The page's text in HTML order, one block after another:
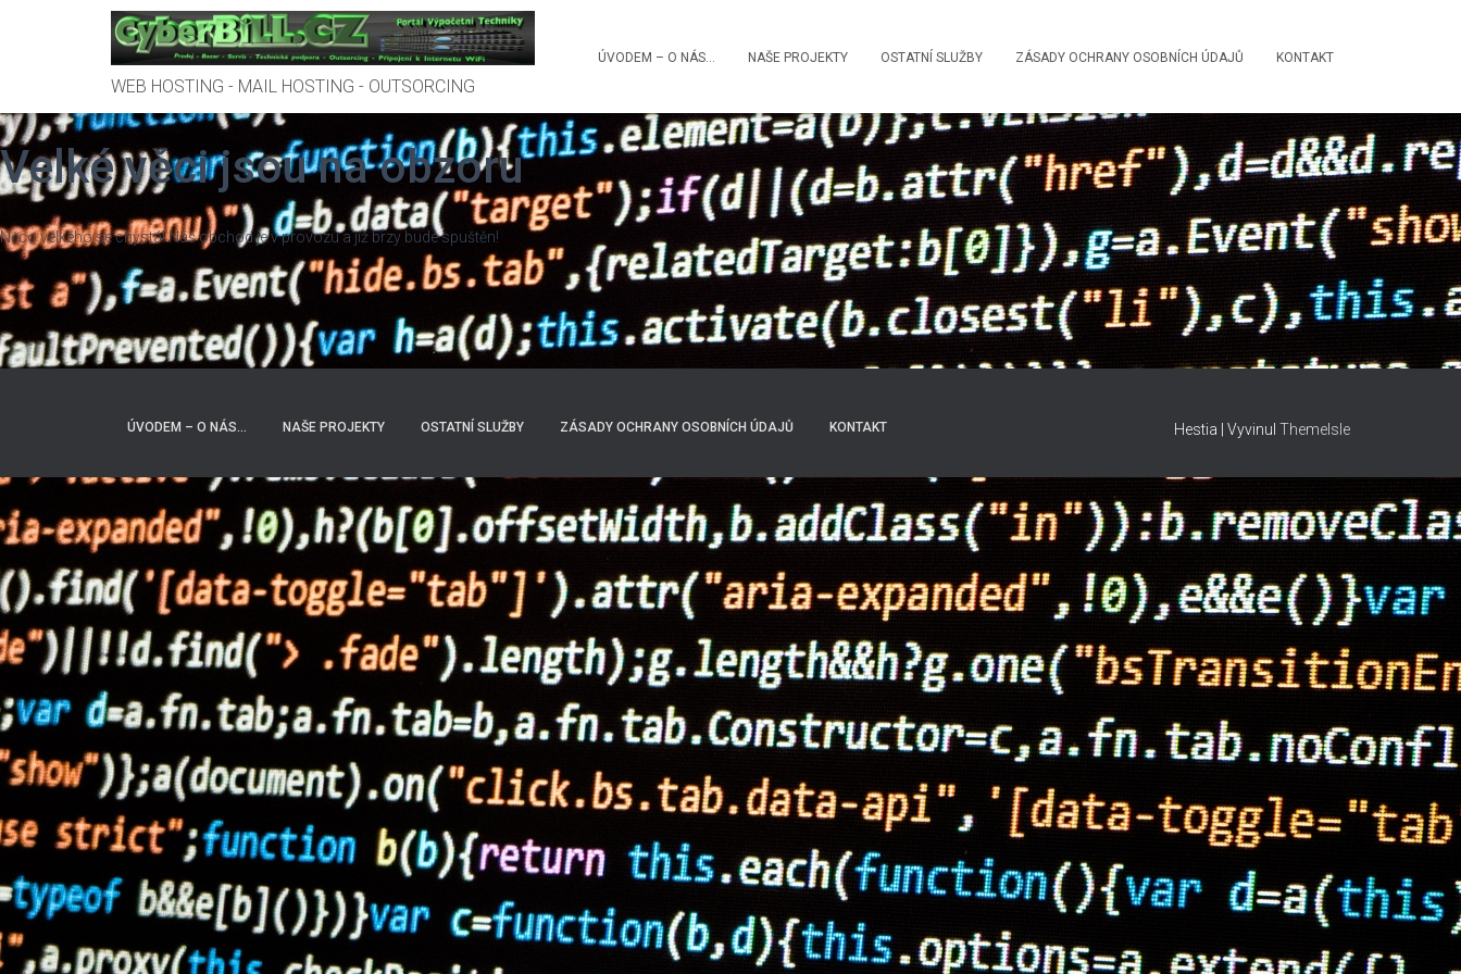
WEB HOSTING - MAIL HOSTING - OUTSORCING
ÚVODEM – O NÁS… NAŠE PROJEKTY OSTATNÍ SLUŽBY ZÁSADY OCHRANY OSOBNÍCH ÚDAJŮ KONTAKT
Velké věci jsou na obzoru
Něco velkého se chystá! Náš obchod je v provozu a již brzy bude spuštěn!
ÚVODEM – O NÁS… NAŠE PROJEKTY OSTATNÍ SLUŽBY ZÁSADY OCHRANY OSOBNÍCH ÚDAJŮ KONTAKT Hestia | Vyvinul ThemeIsle